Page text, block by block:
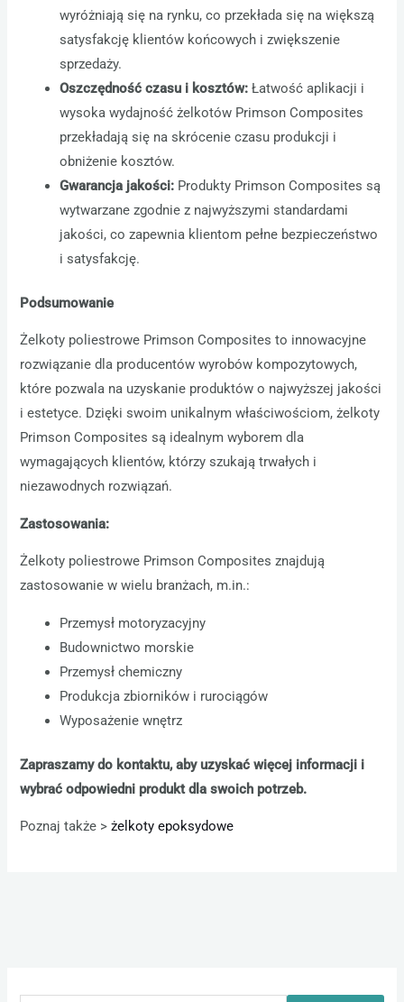
wyróżniają się na rynku, co przekłada się na większą
satysfakcję klientów końcowych i zwiększenie
sprzedaży.
Oszczędność czasu i kosztów: Łatwość aplikacji i
wysoka wydajność żelkotów Primson Composites
przekładają się na skrócenie czasu produkcji i
obniżenie kosztów.
Gwarancja jakości: Produkty Primson Composites są
wytwarzane zgodnie z najwyższymi standardami
jakości, co zapewnia klientom pełne bezpieczeństwo
i satysfakcję.
Podsumowanie
Żelkoty poliestrowe Primson Composites to innowacyjne
rozwiązanie dla producentów wyrobów kompozytowych,
które pozwala na uzyskanie produktów o najwyższej jakości
i estetyce. Dzięki swoim unikalnym właściwościom, żelkoty
Primson Composites są idealnym wyborem dla
wymagających klientów, którzy szukają trwałych i
niezawodnych rozwiązań.
Zastosowania:
Żelkoty poliestrowe Primson Composites znajdują
zastosowanie w wielu branżach, m.in.:
Przemysł motoryzacyjny
Budownictwo morskie
Przemysł chemiczny
Produkcja zbiorników i rurociągów
Wyposażenie wnętrz
Zapraszamy do kontaktu, aby uzyskać więcej informacji i
wybrać odpowiedni produkt dla swoich potrzeb.
Poznaj także >żelkoty epoksydowe